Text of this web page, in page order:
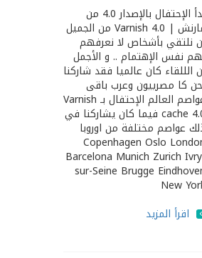
بدأ الإحتفال بالإصدار 4.0 من
فارنش | Varnish 4.0 من الجميل
نلتقي بأشخاص لا نعرفهم
نفس الإهتمام .. و الأجمل
الللقاء كان عالميا فقد شاركنا
كا مصرييون وعرب باقى
عواصم العالم الإحتفال بـ Varnish
cache 4.0 فيما كان يشاركنا في
عواصم مختلفة من اوروبا
Copenhagen Oslo
Barcelona Munich Zurich
sur-Seine Brugge
New
اقرأ المزيد